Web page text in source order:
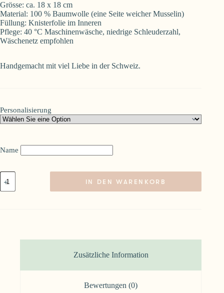
Grösse: ca. 18 x 18 cm
Material: 100 % Baumwolle (eine Seite weicher Musselin)
Füllung: Knisterfolie im Inneren
Pflege: 40 °C Maschinenwäsche, niedrige Schleuderzahl,
Wäschenetz empfohlen
Handgemacht mit viel Liebe in der Schweiz.
Personalisierung
Name
Knistertuch
Neontraum
personalisierbar
IN DEN WARENKORB
Zusätzliche Information
Bewertungen (0)